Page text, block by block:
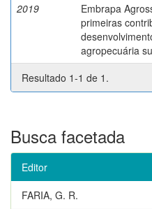
2019
Embrapa
primeiras
agropecuária
Resultado 1-1 de 1.
Busca facetada
Editor
FARIA, G. R.